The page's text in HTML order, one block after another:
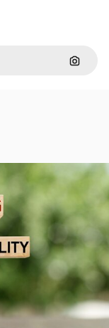
इमेज से